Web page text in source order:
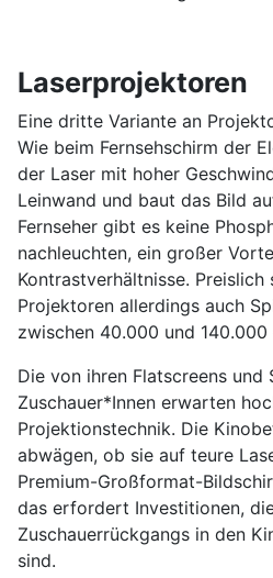
Laserprojektoren
Eine dritte Variante an
Wie beim Fernsehschirm der
der Laser mit hoher
Leinwand und baut das Bild
Fernseher gibt es keine
nachleuchten, ein großer
Kontrastverhältnisse. Preislich
Projektoren allerdings auch
zwischen 40.000 und 140.000
Die von ihren Flatscreens und
Zuschauer*Innen erwarten
Projektionstechnik. Die
abwägen, ob sie auf teure
Premium-Großformat-
das erfordert Investitionen,
Zuschauerrückgangs in den
sind.